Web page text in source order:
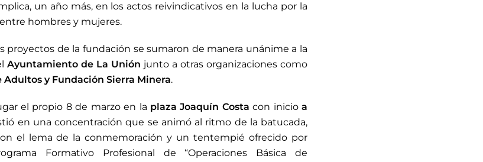
un año más, en los actos reivindicativos en la lucha por la
entre hombres y mujeres.
proyectos de la fundación se sumaron de manera unánime a la
Ayuntamiento de La Unión junto a otras organizaciones como
y Fundación Sierra Minera.
el propio 8 de marzo en la plaza Joaquín Costacon inicioa
en una concentración que se animó al ritmo de la batucada,
el lema de la conmemoración y un tentempié ofrecido por
Formativo Profesional de “Operaciones Básica de